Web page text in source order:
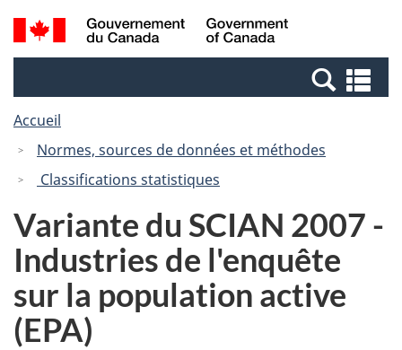
Passer
au
Passer
à
Canada
Recherche
et
et
Accueil
Normes, sources de données et méthodes
Classifications statistiques
Variante du SCIAN 2007 -
Industries de l'enquête
sur la population active
(EPA)